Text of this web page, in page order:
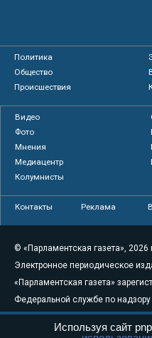
Политика
Общество
Происшествия
Видео
Фото
Мнения
Медиацентр
Колумнисты
Контакты Реклама
© «Парламентская газета», 2026
Электронное периодическое
«Парламентская газета»
Федеральной службе по
связи, информационных
массовых коммуникаций
Используя сайт